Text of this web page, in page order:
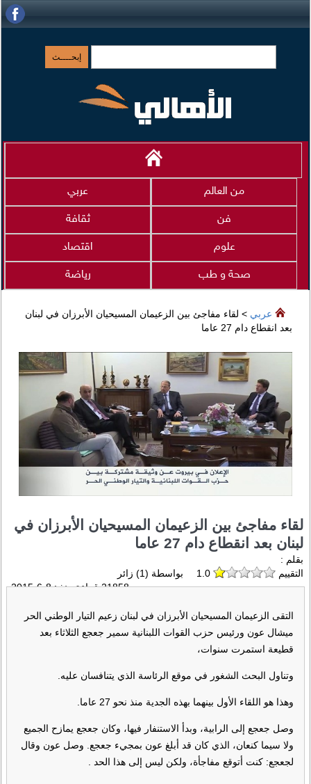
عربي من العالم
ثقافة فن
اقتصاد علوم
رياضة صحة و طب
عربي > لقاء مفاجئ بين الزعيمان المسيحيان الأبرزان في لبنان
بعد انقطاع دام 27 عاما
لقاء مفاجئ بين الزعيمان المسيحيان الأبرزان في
لبنان بعد انقطاع دام 27 عاما
بقلم :
التقييم
1.0 بواسطة (1) زائر
21858 قراءة منذ :
8-6-2015
التقى الزعيمان المسيحيان الأبرزان في لبنان زعيم التيار الوطني الحر
ميشال عون ورئيس حزب القوات اللبنانية سمير جعجع الثلاثاء بعد
قطيعة استمرت سنوات،
وتناول البحث الشغور في موقع الرئاسة الذي يتنافسان عليه.
وهذا هو اللقاء الأول بينهما بهذه الجدية منذ نحو 27 عاما.
وصل جعجع إلى الرابية، وبدأ الاستنفار فيها، وكان جعجع يمازح الجميع
ولا سيما كنعان، الذي كان قد أبلغ عون بمجيء جعجع. وصل عون وقال
لجعجع: كنت أتوقع مفاجأة، ولكن ليس إلى هذا الحد .